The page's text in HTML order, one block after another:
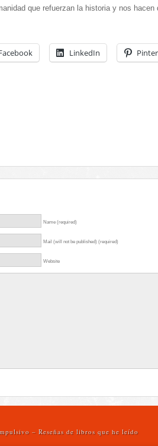
que refuerzan la historia y nos
LinkedIn
Name (required)
Mail (will not be published) (required)
Website
– Reseñas de libros que he leído